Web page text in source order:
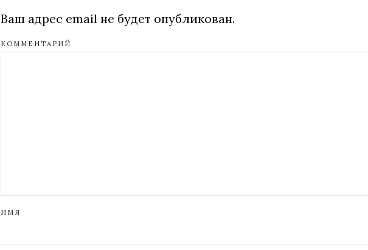
Ваш адрес email не будет опубликован.
КОММЕНТАРИЙ
ИМЯ